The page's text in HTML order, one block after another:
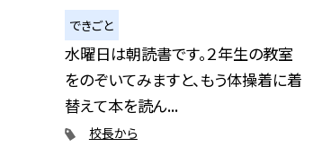
できごと
水曜日は朝読書です。２年生の教室
をのぞいてみますと、もう体操着に着
替えて本を読ん...
校長から